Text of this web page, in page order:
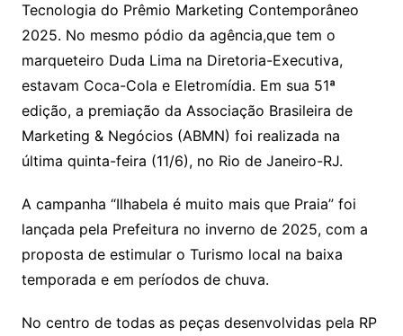
Tecnologia do Prêmio Marketing Contemporâneo
2025. No mesmo pódio da agência,que tem o
marqueteiro Duda Lima na Diretoria-Executiva,
estavam Coca-Cola e Eletromídia. Em sua 51ª
edição, a premiação da Associação Brasileira de
Marketing & Negócios (ABMN) foi realizada na
última quinta-feira (11/6), no Rio de Janeiro-RJ.
A campanha “Ilhabela é muito mais que Praia” foi
lançada pela Prefeitura no inverno de 2025, com a
proposta de estimular o Turismo local na baixa
temporada e em períodos de chuva.
No centro de todas as peças desenvolvidas pela RP